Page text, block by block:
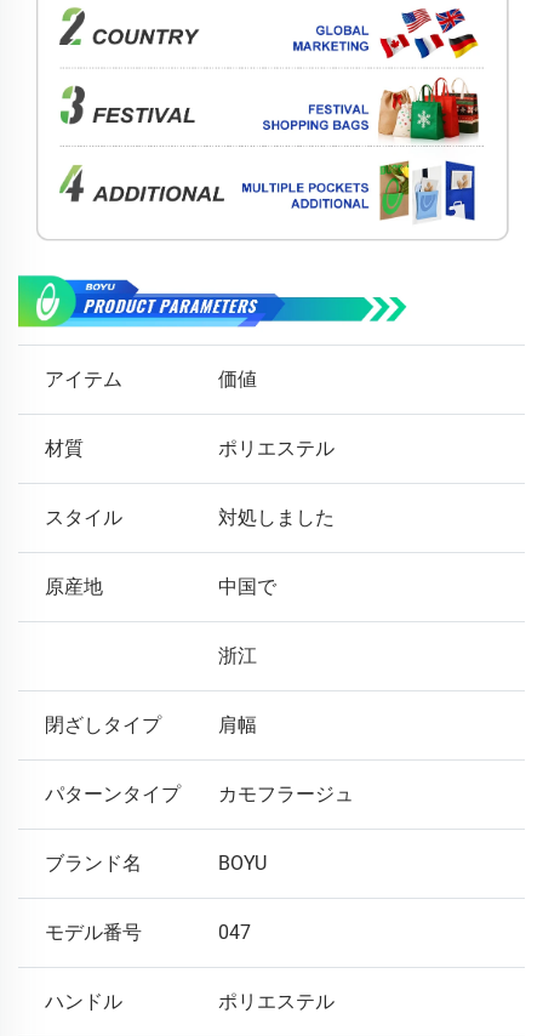
アイテム 価値
材質 ポリエステル
スタイル 対処しました
原産地 中国で
浙江
閉ざしタイプ 肩幅
パターンタイプ カモフラージュ
ブランド名 BOYU
モデル番号 047
ハンドル ポリエステル